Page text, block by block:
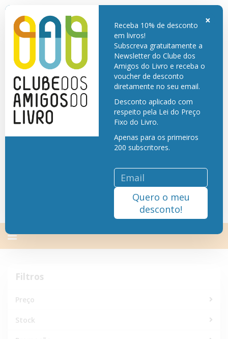
livro. Exclusivo para membros do Clube dos Amigos do Livro.
Alternar
Filtros
Preço
Stock
×
Receba 10% de desconto
em livros!
Subscreva gratuitamente a
Newsletter do Clube dos
Amigos do Livro e receba o
voucher de desconto
diretamente no seu email.
Desconto aplicado com
respeito pela Lei do Preço
Fixo do Livro.
Apenas para os primeiros
200 subscritores.
Quero o meu
desconto!